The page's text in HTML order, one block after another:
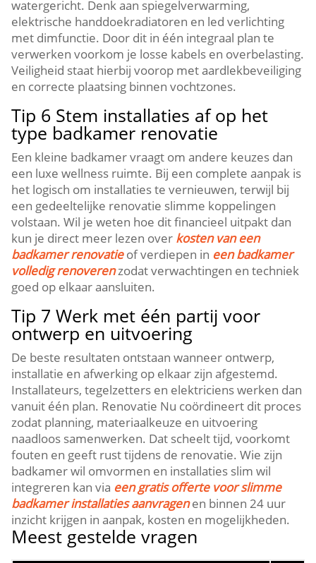
watergericht.​ Denk aan spiegelverwarming,
elektrische handdoekradiatoren en led verlichting
met dimfunctie.​ Door dit in één integraal plan te
verwerken voorkom je losse kabels en overbelasting.​
Veiligheid staat hierbij voorop met aardlekbeveiliging
en correcte plaatsing binnen vochtzones.​
Tip 6 Stem installaties af op het
type badkamer renovatie
Een kleine badkamer vraagt om andere keuzes dan
een luxe wellness ruimte.​ Bij een complete aanpak is
het logisch om installaties te vernieuwen, terwijl bij
een gedeeltelijke renovatie slimme koppelingen
volstaan.​ Wil je weten hoe dit financieel uitpakt dan
kun je direct meer lezen over kosten van een
badkamer renovatieof verdiepen in een badkamer
volledig renoverenzodat verwachtingen en techniek
goed op elkaar aansluiten.​
Tip 7 Werk met één partij voor
ontwerp en uitvoering
De beste resultaten ontstaan wanneer ontwerp,
installatie en afwerking op elkaar zijn afgestemd.​
Installateurs, tegelzetters en elektriciens werken dan
vanuit één plan.​ Renovatie Nu coördineert dit proces
zodat planning, materiaalkeuze en uitvoering
naadloos samenwerken.​ Dat scheelt tijd, voorkomt
fouten en geeft rust tijdens de renovatie.​ Wie zijn
badkamer wil omvormen en installaties slim wil
integreren kan via een gratis offerte voor slimme
badkamer installaties aanvragenen binnen 24 uur
inzicht krijgen in aanpak, kosten en mogelijkheden.​
Meest gestelde vragen